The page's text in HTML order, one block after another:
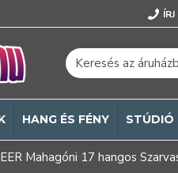
HANG ÉS FÉNY STÚDIÓ
Mahagóni 17 hangos